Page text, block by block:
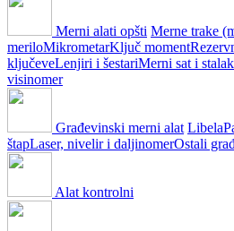
Merni alati opšti Merne trake
meriloMikrometarKljuč moment
ključeveLenjiri i šestariMerni sat i stalak
visinomer
Građevinski merni alat Libela
štapLaser, nivelir i daljinomerOstali
Alat kontrolni